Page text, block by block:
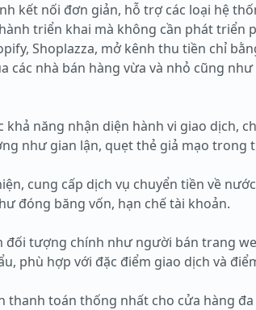
kết nối đơn giản, hỗ trợ các loại hệ
triển khai mà không cần phát triển
Shoplazza, mở kênh thu tiền chỉ
nhà bán hàng vừa và nhỏ cũng
năng nhận diện hành vi giao dịch,
như gian lận, quẹt thẻ giả mạo trong
cung cấp dịch vụ chuyển tiền về
đóng băng vốn, hạn chế tài khoản.
tượng chính như người bán trang
phù hợp với đặc điểm giao dịch và
toán thống nhất cho cửa hàng